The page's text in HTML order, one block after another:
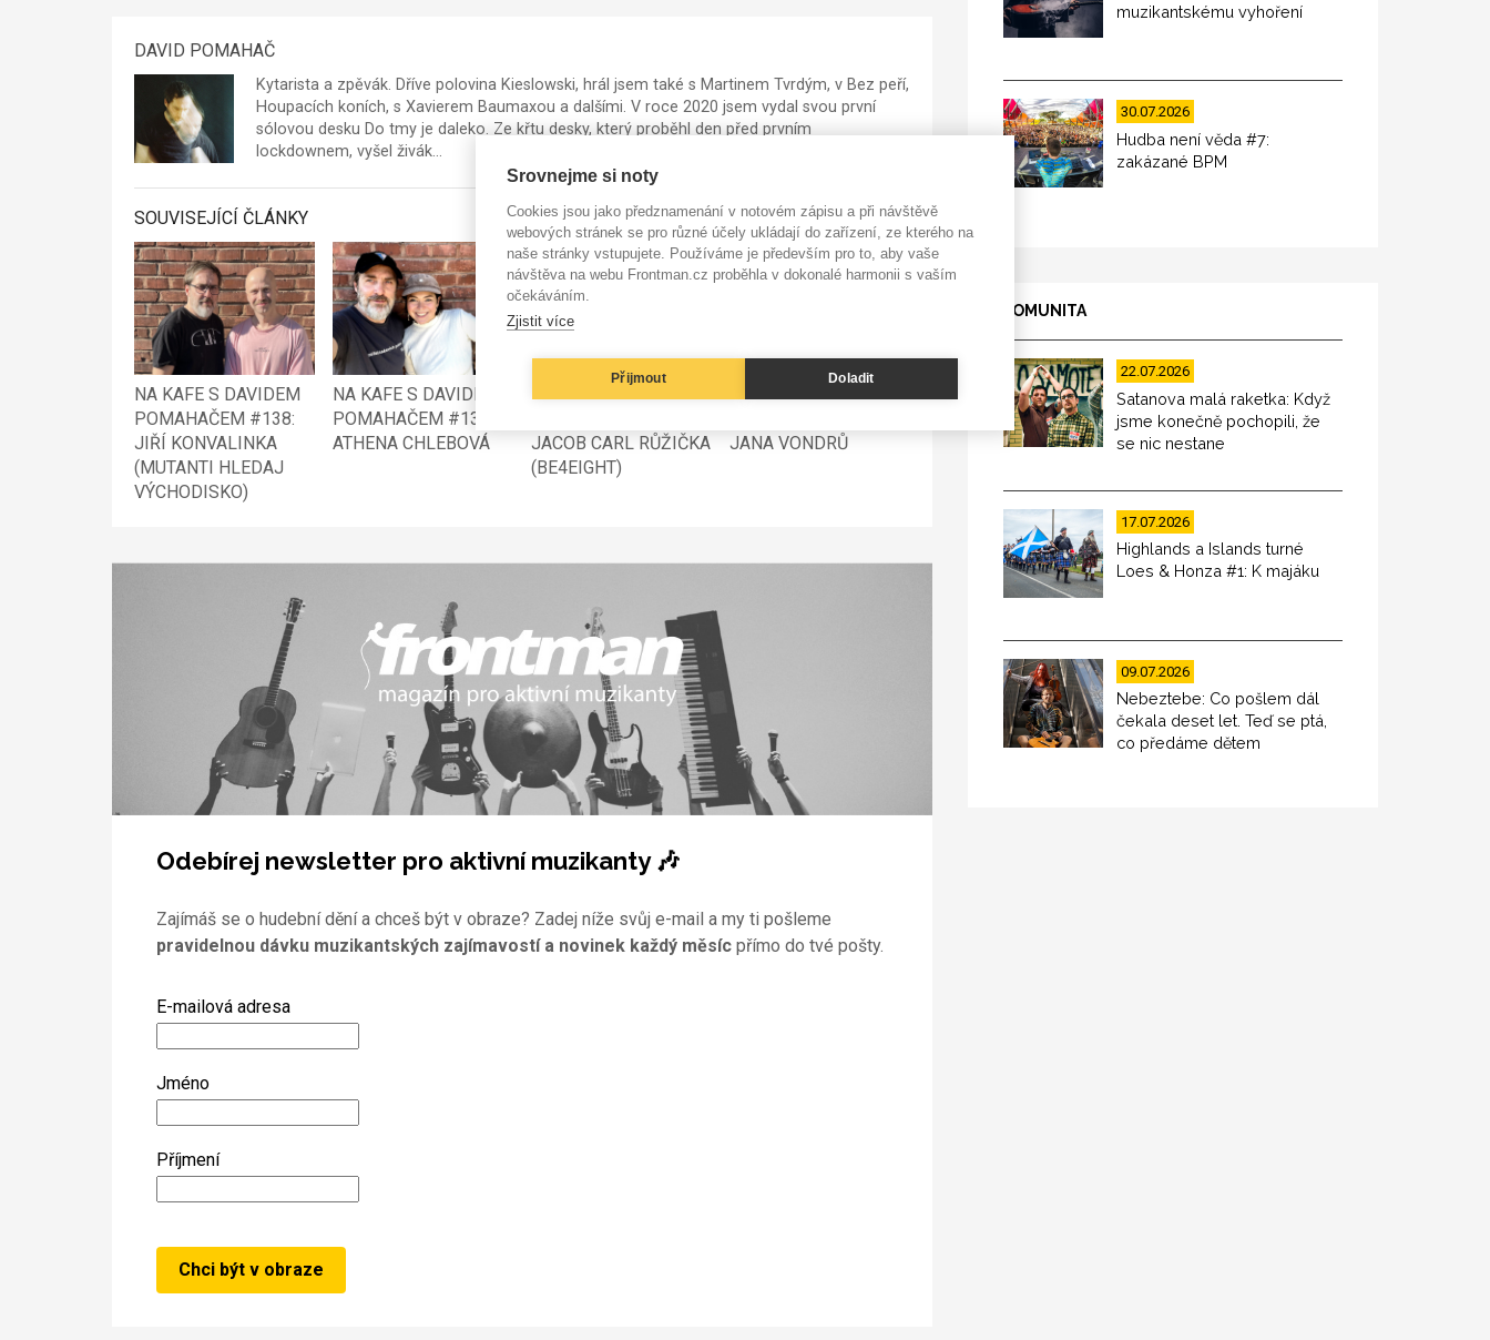
DAVID POMAHAČ
Kytarista a zpěvák. Dříve polovina Kieslowski, hrál jsem také s Martinem Tvrdým, v Bez peří,
Houpacích koních, s Xavierem Baumaxou a dalšími. V roce 2020 jsem vydal svou první
sólovou desku Do tmy je daleko. Ze křtu desky, který proběhl den před prvním
lockdownem, vyšel živák…
SOUVISEJÍCÍ ČLÁNKY
NA KAFE S DAVIDEM
POMAHAČEM #138:
JIŘÍ KONVALINKA
(MUTANTI HLEDAJ
VÝCHODISKO)
NA KAFE S DAVIDEM
POMAHAČEM #137:
ATHENA CHLEBOVÁ
NA KAFE S DAVIDEM
JACOB CARL RŮŽIČKA
(BE4EIGHT)
NA KAFE S DAVIDEM
JANA VONDRŮ
Odebírej newsletter pro aktivní muzikanty 🎶
Zajímáš se o hudební dění a chceš být v obraze? Zadej níže svůj e-mail a my ti pošleme
pravidelnou dávku muzikantských zajímavostí a novinek každý měsícpřímo do tvé pošty.
E-mailová adresa
Jméno
Příjmení
muzikantskému vyhoření
30.07.2026
Hudba není věda #7:
zakázané BPM
KOMUNITA
22.07.2026
Satanova malá raketka: Když
jsme konečně pochopili, že
se nic nestane
17.07.2026
Highlands a Islands turné
Loes & Honza #1: K majáku
09.07.2026
Nebeztebe: Co pošlem dál
čekala deset let. Teď se ptá,
co předáme dětem
Srovnejme si noty
Cookies jsou jako předznamenání v notovém zápisu a při návštěvě
webových stránek se pro různé účely ukládají do zařízení, ze kterého na
naše stránky vstupujete. Používáme je především pro to, aby vaše
návštěva na webu Frontman.cz proběhla v dokonalé harmonii s vaším
očekáváním.
Zjistit více
Přijmout Doladit